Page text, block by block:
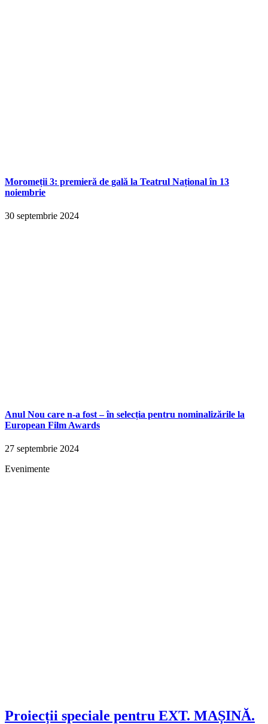
Moromeții 3: premieră de gală la Teatrul Național în 13
noiembrie
30 septembrie 2024
Anul Nou care n-a fost – în selecția pentru nominalizările la
European Film Awards
27 septembrie 2024
Evenimente
Proiecții speciale pentru EXT. MAȘINĂ.